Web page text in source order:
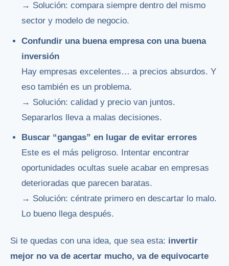
→ Solución: compara siempre dentro del mismo
sector y modelo de negocio.
Confundir una buena empresa con una buena
inversión
Hay empresas excelentes… a precios absurdos. Y
eso también es un problema.
→ Solución: calidad y precio van juntos.
Separarlos lleva a malas decisiones.
Buscar “gangas” en lugar de evitar errores
Este es el más peligroso. Intentar encontrar
oportunidades ocultas suele acabar en empresas
deterioradas que parecen baratas.
→ Solución: céntrate primero en descartar lo malo.
Lo bueno llega después.
Si te quedas con una idea, que sea esta: invertir
mejor no va de acertar mucho, va de equivocarte